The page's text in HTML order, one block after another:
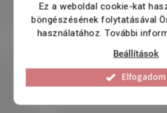
Ez a weboldal cookie-kat
böngészésének folytatásával
használatához. További
Beállítások
Elfogadom